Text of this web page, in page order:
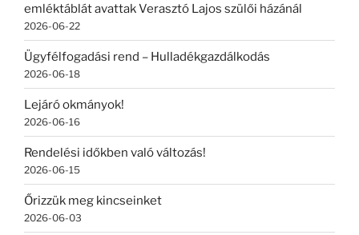
emléktáblát avattak Verasztó Lajos szülői házánál
2026-06-22
Ügyfélfogadási rend – Hulladékgazdálkodás
2026-06-18
Lejáró okmányok!
2026-06-16
Rendelési időkben való változás!
2026-06-15
Őrizzük meg kincseinket
2026-06-03